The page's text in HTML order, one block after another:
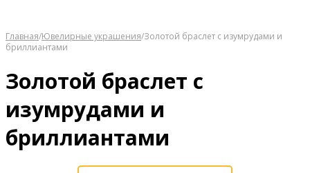
Главная/Ювелирные украшения/Золотой браслет с изумрудами и
бриллиантами
Золотой браслет с
изумрудами и
бриллиантами